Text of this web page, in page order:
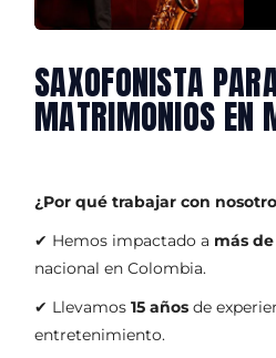
SAXOFONISTA
MATRIMONIOS EN
¿Por qué trabajar con
✔ Hemos impactado a más
nacional en Colombia.
✔ Llevamos 15 años de
entretenimiento.